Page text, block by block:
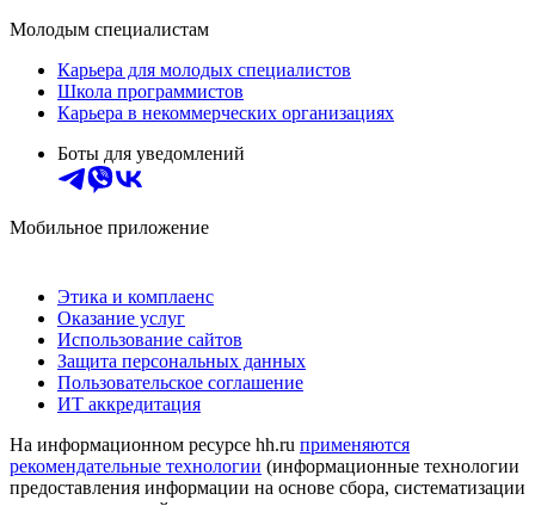
Молодым специалистам
Карьера для молодых специалистов
Школа программистов
Карьера в некоммерческих организациях
Боты для уведомлений
Мобильное приложение
Этика и комплаенс
Оказание услуг
Использование сайтов
Защита персональных данных
Пользовательское соглашение
ИТ аккредитация
На информационном ресурсе hh.ru применяются
рекомендательные технологии (информационные технологии
предоставления информации на основе сбора, систематизации